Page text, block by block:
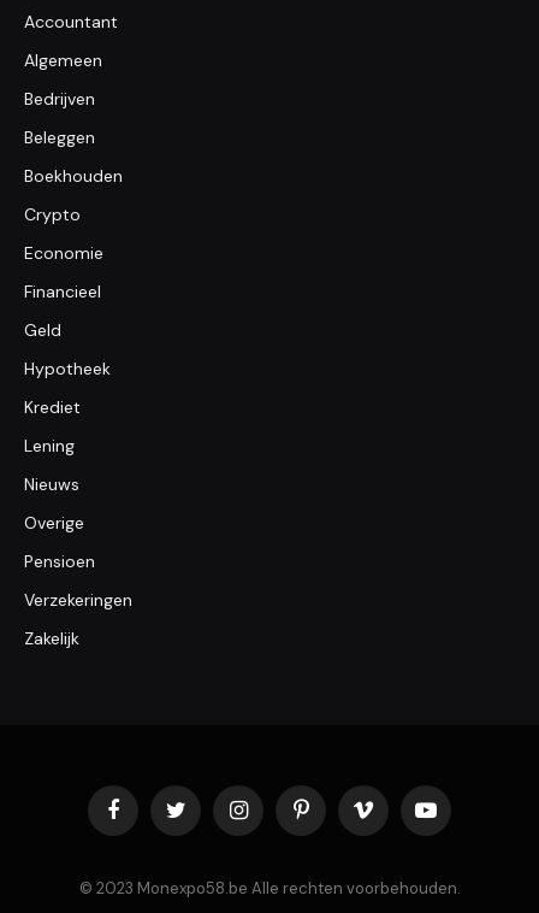
Accountant
Algemeen
Bedrijven
Beleggen
Boekhouden
Crypto
Economie
Financieel
Geld
Hypotheek
Krediet
Lening
Nieuws
Overige
Pensioen
Verzekeringen
Zakelijk
FacebookTwitter InstagramPinterestVimeo YouTube
© 2023 Monexpo58.be Alle rechten voorbehouden.